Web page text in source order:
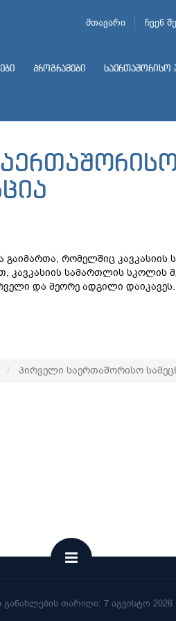
მთავარი ჩვენ
პროგრამები საერთაშორისო
გაიმართა, რომელშიც
კავკასიის სამართლის სკოლის
და მეორე ადგილი დაიკავეს.
პირველი საერთაშორისო
განახლების თარიღი: 7 აგვისტო 2026